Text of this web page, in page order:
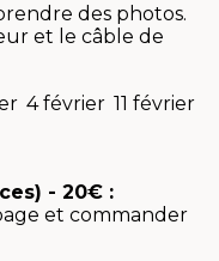
des photos.
et le câble de
4 février 11 février
- 20€ :
et commander